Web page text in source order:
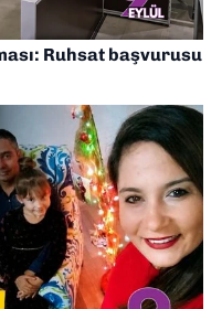
Ruhsat başvurusu